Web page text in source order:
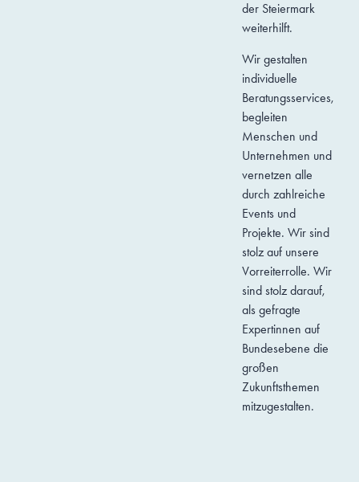
der Steiermark
weiterhilft.
Wir gestalten
individuelle
Beratungsservices,
begleiten
Menschen und
Unternehmen und
vernetzen alle
durch zahlreiche
Events und
Projekte. Wir sind
stolz auf unsere
Vorreiterrolle. Wir
sind stolz darauf,
als gefragte
Expertinnen auf
Bundesebene die
großen
Zukunftsthemen
mitzugestalten.